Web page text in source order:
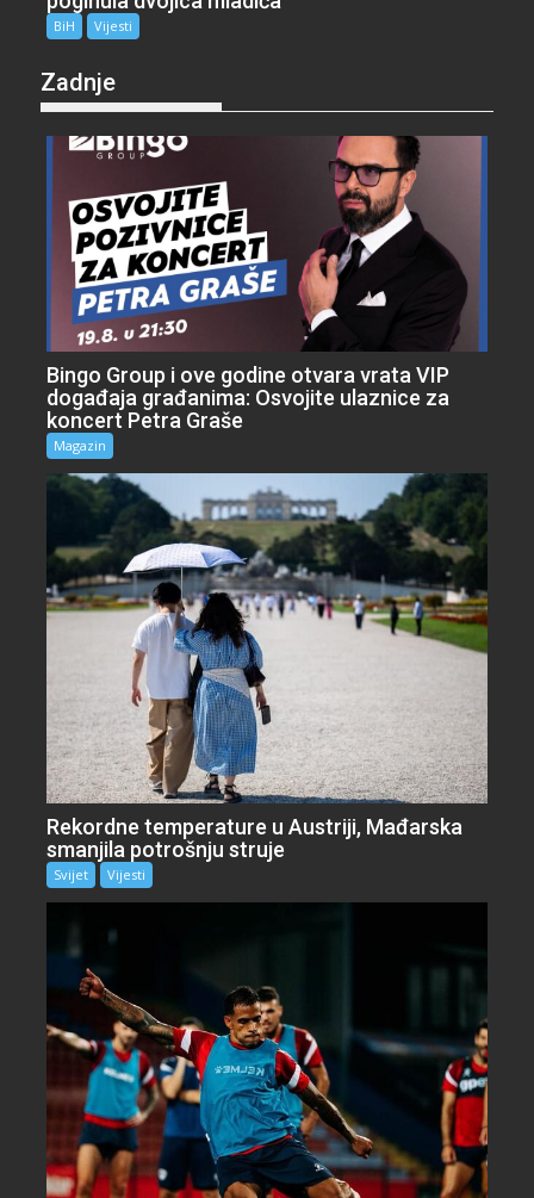
BiH Vijesti
Zadnje
Bingo Group i ove godine otvara vrata VIP
događaja građanima: Osvojite ulaznice za
koncert Petra Graše
Magazin
Rekordne temperature u Austriji, Mađarska
smanjila potrošnju struje
Svijet Vijesti